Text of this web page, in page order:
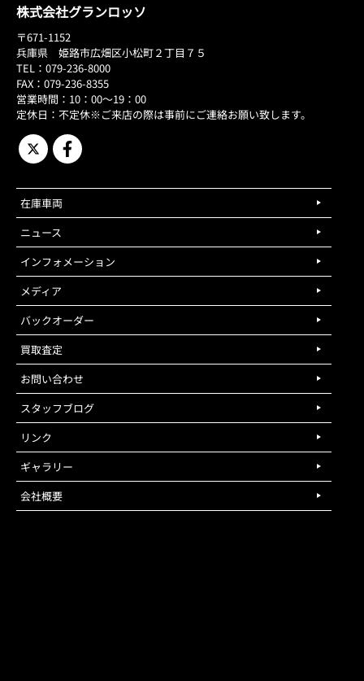
株式会社グランロッソ
〒671-1152
兵庫県 姫路市広畑区小松町２丁目７５
TEL：079-236-8000
FAX：079-236-8355
営業時間：10：00～19：00
定休日：不定休※ご来店の際は事前にご連絡お願い致します。
在庫車両
ニュース
インフォメーション
メディア
バックオーダー
買取査定
お問い合わせ
スタッフブログ
リンク
ギャラリー
会社概要